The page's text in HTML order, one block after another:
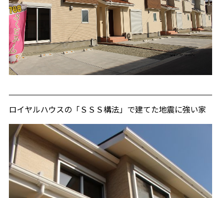
ロイヤルハウスの「ＳＳＳ構法」で建てた地震に強い家